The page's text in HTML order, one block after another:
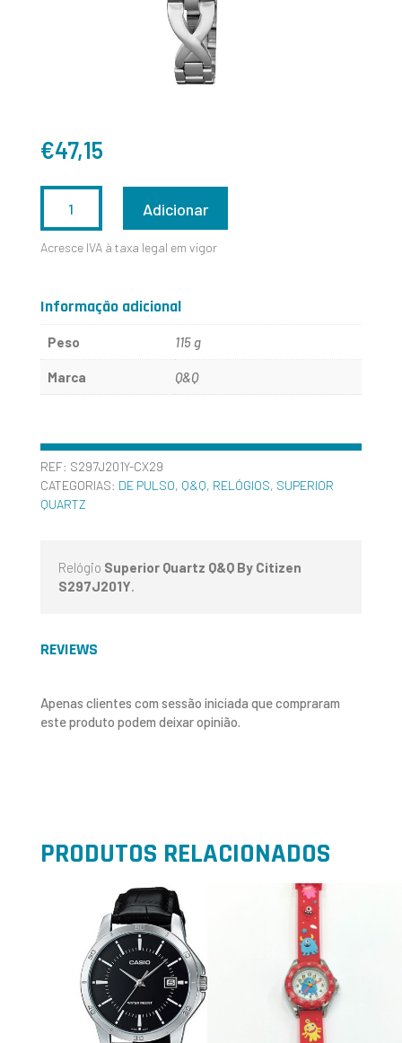
€47,15
DE
Adicionar
Acresce IVA à taxa legal em vigor
Informação adicional
Peso 115 g
Marca Q&Q
REF: S297J201Y-CX29
CATEGORIAS: DE PULSO, Q&Q, RELÓGIOS, SUPERIOR
QUARTZ
Relógio Superior Quartz Q&Q By Citizen
S297J201Y.
REVIEWS
Apenas clientes com sessão iniciada que compraram
este produto podem deixar opinião.
PRODUTOS RELACIONADOS